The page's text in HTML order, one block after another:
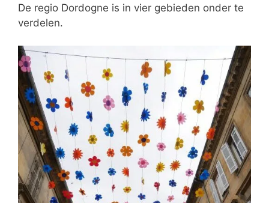
De regio Dordogne is in vier gebieden onder te
verdelen.